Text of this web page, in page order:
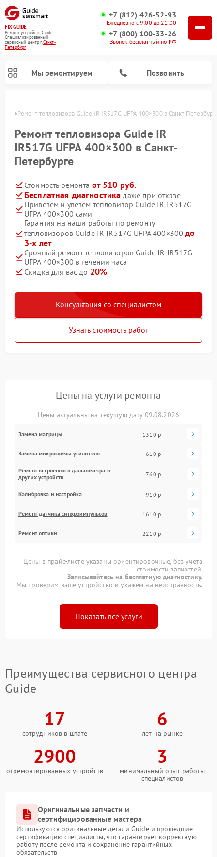
FIX-GUIDE
Ремонт устройств Guide
Специализированный
cервисный центр г.Санкт-
Петербург
+7 (812) 426-52-93
Ежедневно с 9:00 до 21:00
+7 (800) 100-33-26
Звонок бесплатный по РФ
Мы ремонтируем Позвонить
Ремонт тепловизора Guide IR IR517G UFPA 400×300 в Санкт-
Ремонт тепловизора Guide IR
IR517G UFPA 400×300 в Санкт-
Петербурге
Стоимость ремонта от 510 руб.
Бесплатная диагностика даже при отказе
Привезем и увезем тепловизор Guide IR IR517G
UFPA 400×300 сами
Гарантия на наши работы по ремонту
тепловизоров Guide IR IR517G UFPA 400×300до
3-х лет
Срочный ремонт тепловизоров Guide IR IR517G
UFPA 400×300 в течении часа
Скидка для вас до 20%
Консультация со специалистом
Узнать стоимость работ
Цены на услуги ремонта
Цены актуальны на текущую дату 09.08.2026
Замена матрицы 1310 р
Замена микросхемы усилителя 610 р
Ремонт встроенного дальнометра и
других устройств
760 р
Калибровка и настройка 910 р
Ремонт датчика синхроимпульсов 1610 р
Ремонт оптики 2210 р
Цены в прайс-листе указаны ориентировочные, без учета
стоимости запчастей.
Записывайтесь на бесплатную диагностику.
Мы проверим ваше устройство и укажем на неисправность.
Показать все услуги
Преимущества сервисного центра
Guide
17
сотрудников в штате
6
лет на рынке
2900
отремонтированных устройств
3
минимальный опыт работы
специалистов
Оригинальные запчасти и
сертифицированные мастера
Используются оригинальные детали Guide и прошедшие
сертификацию специалисты, что гарантирует корректную
работу после ремонта и сохранение гарантийных
обязательств